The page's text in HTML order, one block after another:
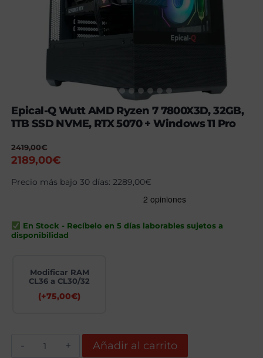
Epical-Q Wutt AMD Ryzen 7 7800X3D, 32GB,
1TB SSD NVME, RTX 5070 + Windows 11 Pro
2419,00€
El
original
2189,00€
actual
Precio más bajo 30 días:2289,00€
En Stock - Recíbelo en 5 días laborables sujetos a
disponibilidad
Modificar RAM
CL36 a CL30/32
(+75,00€)
Añadir al carrito